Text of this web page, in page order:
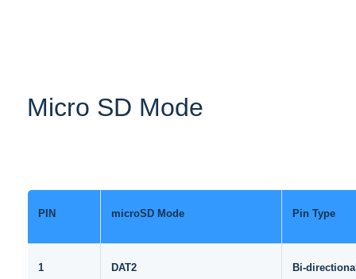
Micro SD Mode
PIN microSD Mode Pin Type
1 DAT2 Bi-